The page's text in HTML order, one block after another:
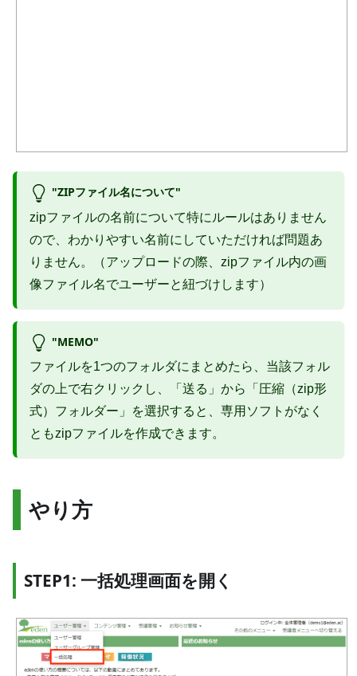
"ZIPファイル名について"
zipファイルの名前について特にルールはありません
ので、わかりやすい名前にしていただければ問題あ
りません。（アップロードの際、zipファイル内の画
像ファイル名でユーザーと紐づけします）
"MEMO"
ファイルを1つのフォルダにまとめたら、当該フォル
ダの上で右クリックし、「送る」から「圧縮（zip形
式）フォルダー」を選択すると、専用ソフトがなく
ともzipファイルを作成できます。
やり方
STEP1: 一括処理画面を開く